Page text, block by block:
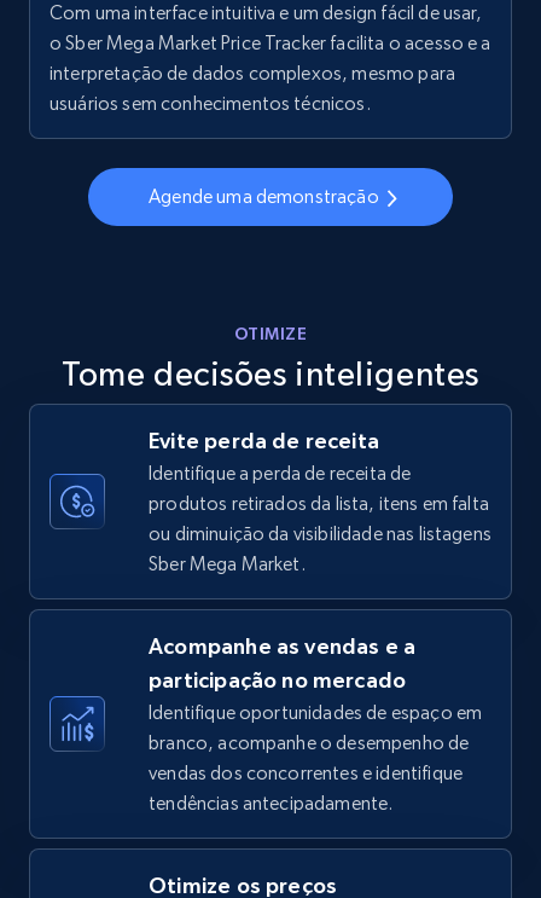
Walmart - products - Collects products by
specific keywords
URL, Final price, Sku, Currency, Gtin,
Specifications, Image urls, Top reviews, and
using sku numbers
URL, Final price, Sku, Currency, Gtin,
Specifications, Image urls, Top reviews, and
5.6K+ 876+ Comece agora
TikTok Shop
URL, Title, Available, Description, Currency, Initial
price, Final price, Discount percent, and more.
5.4K+ 668+ Comece agora
Com uma interface intuitiva e um design fácil de usar,
o Sber Mega Market Price Tracker facilita o acesso e a
interpretação de dados complexos, mesmo para
usuários sem conhecimentos técnicos.
Agende uma demonstração
OTIMIZE
Tome decisões inteligentes
Evite perda de receita
Identifique a perda de receita de
produtos retirados da lista, itens em falta
ou diminuição da visibilidade nas listagens
Sber Mega Market.
Acompanhe as vendas e a
participação no mercado
Identifique oportunidades de espaço em
branco, acompanhe o desempenho de
vendas dos concorrentes e identifique
tendências antecipadamente.
Otimize os preços